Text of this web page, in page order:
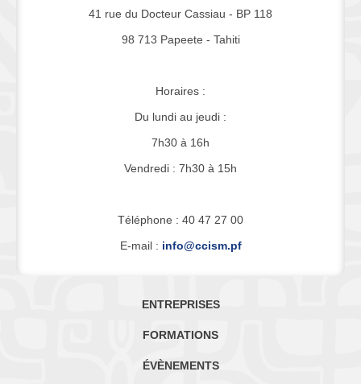
41 rue du Docteur Cassiau - BP 118
98 713 Papeete - Tahiti
Horaires :
Du lundi au jeudi :
7h30 à 16h
Vendredi : 7h30 à 15h
Téléphone : 40 47 27 00
E-mail : info@ccism.pf
ENTREPRISES
FORMATIONS
ÉVÈNEMENTS